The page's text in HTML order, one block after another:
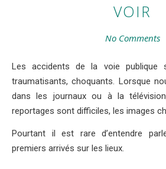
VOIR
No Comments
Les accidents de la voie publique sont parfois violents,
traumatisants, choquants. Lorsque
dans les journaux ou à la
reportages sont difficiles, les images
Pourtant il est rare d’entendre
premiers arrivés sur les lieux.